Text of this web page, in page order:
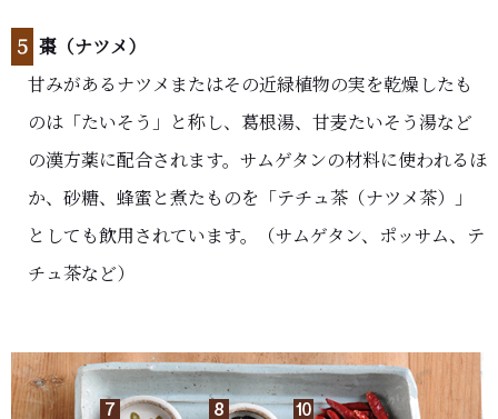
５ 棗（ナツメ）
甘みがあるナツメまたはその近緑植物の実を乾燥したも
のは「たいそう」と称し、葛根湯、甘麦たいそう湯など
の漢方薬に配合されます。サムゲタンの材料に使われるほ
か、砂糖、蜂蜜と煮たものを「テチュ茶（ナツメ茶）」
としても飲用されています。（サムゲタン、ポッサム、テ
チュ茶など）